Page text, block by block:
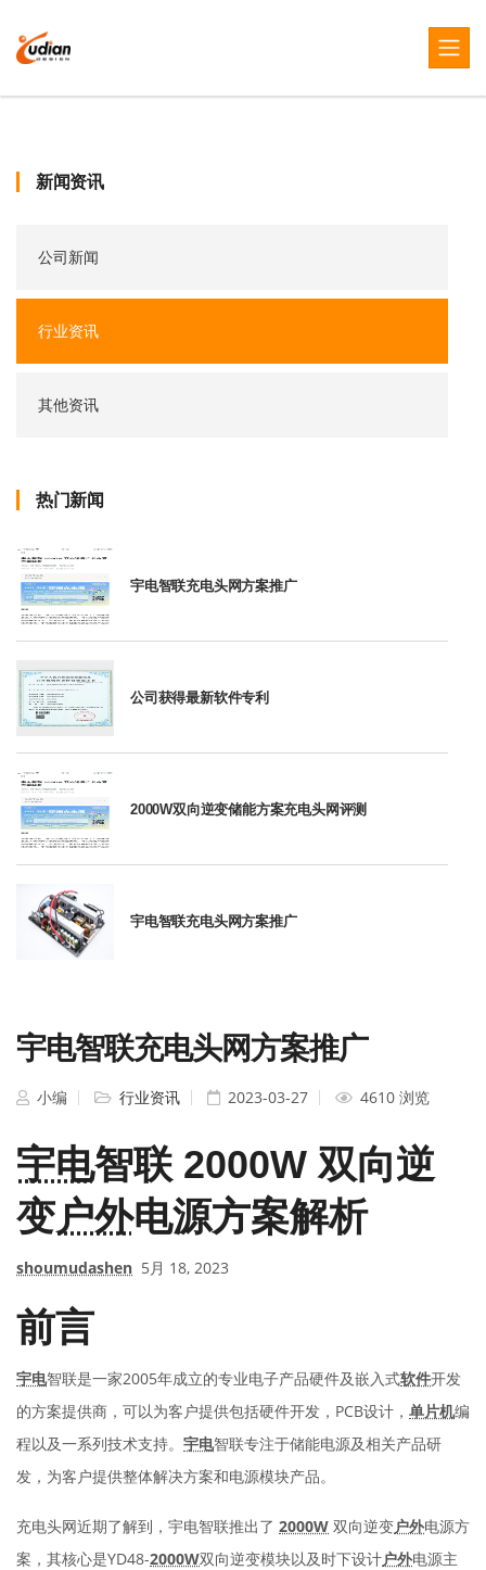
新闻资讯
公司新闻
行业资讯
其他资讯
热门新闻
宇电智联充电头网方案推广
公司获得最新软件专利
2000W双向逆变储能方案充电头网评测
宇电智联充电头网方案推广
宇电智联充电头网方案推广
小编 行业资讯 2023-03-27 4610 浏览
宇电智联 2000W 双向逆
变户外电源方案解析
shoumudashen 5月 18, 2023
前言
宇电智联是一家2005年成立的专业电子产品硬件及嵌入式软件开发
的方案提供商，可以为客户提供包括硬件开发，PCB设计， 单片机编
程以及一系列技术支持。 宇电智联专注于储能电源及相关产品研
发，为客户提供整体解决方案和电源模块产品。
充电头网近期了解到，宇电智联推出了 2000W 双向逆变户外电源方
案，其核心是YD48-2000W双向逆变模块以及时下设计户外电源主